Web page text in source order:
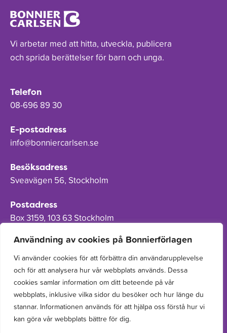
Användning av cookies på Bonnierförlagen
Vi använder cookies för att förbättra din användarupplevelse
och för att analysera hur vår webbplats används. Dessa
cookies samlar information om ditt beteende på vår
webbplats, inklusive vilka sidor du besöker och hur länge du
stannar. Informationen används för att hjälpa oss förstå hur vi
kan göra vår webbplats bättre för dig.
Vi arbetar med att hitta, utveckla, publicera
och sprida berättelser för barn och unga.
Telefon
08-696 89 30
E-postadress
info@bonniercarlsen.se
Besöksadress
Sveavägen 56, Stockholm
Postadress
Box 3159, 103 63 Stockholm
Om Bonnierförlagen
Cookies
Integritetspolicy